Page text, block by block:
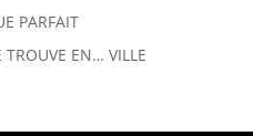
PARFAIT
TROUVE EN… VILLE